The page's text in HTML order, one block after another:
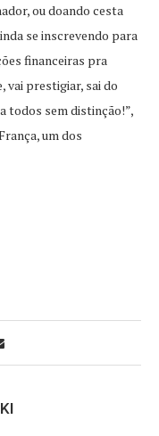
ou doando cesta
se inscrevendo para
financeiras pra
vai prestigiar, sai do
todos sem distinção!”,
um dos